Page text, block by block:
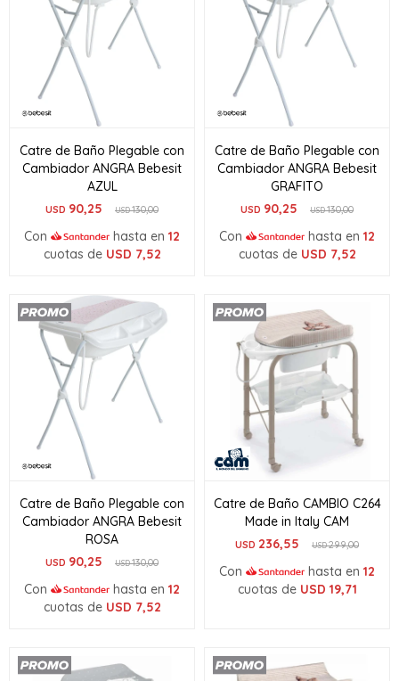
Catre de Baño Plegable con
Cambiador ANGRA Bebesit
AZUL
USD 90,25 USD130,00
Con hasta en 12
cuotas de USD 7,52
Catre de Baño Plegable con
Cambiador ANGRA Bebesit
GRAFITO
USD 90,25 USD130,00
Con hasta en 12
cuotas de USD 7,52
Catre de Baño Plegable con
Cambiador ANGRA Bebesit
ROSA
USD 90,25 USD130,00
Con hasta en 12
cuotas de USD 7,52
Catre de Baño CAMBIO C264
Made in Italy CAM
USD 236,55 USD299,00
Con hasta en 12
cuotas de USD 19,71